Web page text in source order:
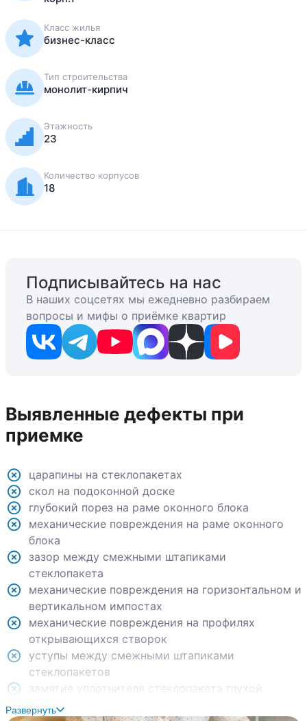
Класс жилья
бизнес-класс
Тип строительства
монолит-кирпич
Этажность
23
Количество корпусов
18
Подписывайтесь на нас
В наших соцсетях мы ежедневно разбираем
вопросы и мифы о приёмке квартир
Выявленные дефекты при
приемке
царапины на стеклопакетах
скол на подоконной доске
глубокий порез на раме оконного блока
механические повреждения на раме оконного
блока
зазор между смежными штапиками
стеклопакета
механические повреждения на горизонтальном и
вертикальном импостах
механические повреждения на профилях
открывающихся створок
уступы между смежными штапиками
стеклопакетов
замятие уплотнителя стеклопакета глухой
створки
Развернуть